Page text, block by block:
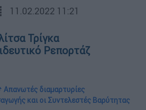
11.02.2022 11:21
Τρίγκα
Ρεπορτάζ
Απανωτές διαμαρτυρίες
και οι Συντελεστές Βαρύτητας